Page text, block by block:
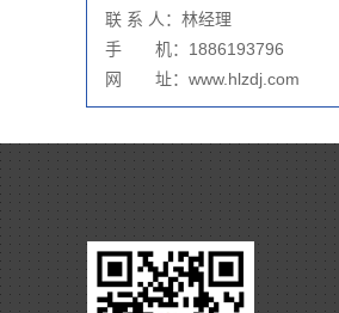
联 系 人：林经理
手 机：1886193796
网 址：www.hlzdj.com